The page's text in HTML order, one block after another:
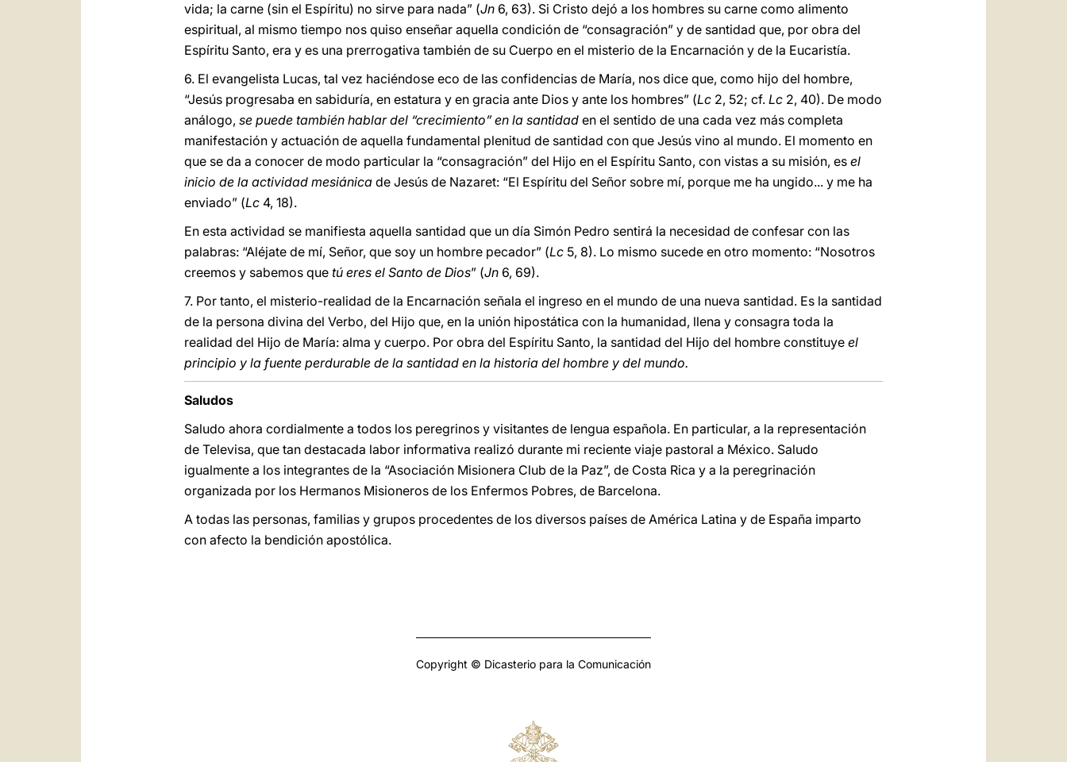
vida; la carne (sin el Espíritu) no sirve para nada” (Jn 6, 63). Si Cristo dejó a los hombres su carne como alimento
espiritual, al mismo tiempo nos quiso enseñar aquella condición de “consagración” y de santidad que, por obra del
Espíritu Santo, era y es una prerrogativa también de su Cuerpo en el misterio de la Encarnación y de la Eucaristía.
6. El evangelista Lucas, tal vez haciéndose eco de las confidencias de María, nos dice que, como hijo del hombre,
“Jesús progresaba en sabiduría, en estatura y en gracia ante Dios y ante los hombres” (Lc 2, 52; cf. Lc 2, 40). De modo
análogo, se puede también hablar del “crecimiento” en la santidad en el sentido de una cada vez más completa
manifestación y actuación de aquella fundamental plenitud de santidad con que Jesús vino al mundo. El momento en
que se da a conocer de modo particular la “consagración” del Hijo en el Espíritu Santo, con vistas a su misión, es el
inicio de la actividad mesiánica de Jesús de Nazaret: “El Espíritu del Señor sobre mí, porque me ha ungido... y me ha
enviado” (Lc 4, 18).
En esta actividad se manifiesta aquella santidad que un día Simón Pedro sentirá la necesidad de confesar con las
palabras: “Aléjate de mí, Señor, que soy un hombre pecador” (Lc 5, 8). Lo mismo sucede en otro momento: “Nosotros
creemos y sabemos que tú eres el Santo de Dios” (Jn 6, 69).
7. Por tanto, el misterio-realidad de la Encarnación señala el ingreso en el mundo de una nueva santidad. Es la santidad
de la persona divina del Verbo, del Hijo que, en la unión hipostática con la humanidad, llena y consagra toda la
realidad del Hijo de María: alma y cuerpo. Por obra del Espíritu Santo, la santidad del Hijo del hombre constituye el
principio y la fuente perdurable de la santidad en la historia del hombre y del mundo.
Saludos
Saludo ahora cordialmente a todos los peregrinos y visitantes de lengua española. En particular, a la representación
de Televisa, que tan destacada labor informativa realizó durante mi reciente viaje pastoral a México. Saludo
igualmente a los integrantes de la “Asociación Misionera Club de la Paz”, de Costa Rica y a la peregrinación
organizada por los Hermanos Misioneros de los Enfermos Pobres, de Barcelona.
A todas las personas, familias y grupos procedentes de los diversos países de América Latina y de España imparto
con afecto la bendición apostólica.
Copyright © Dicasterio para la Comunicación